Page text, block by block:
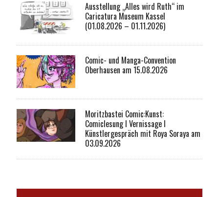
Ausstellung „Alles wird Ruth“ im
Caricatura Museum Kassel
(01.08.2026 – 01.11.2026)
Comic- und Manga-Convention
Oberhausen am 15.08.2026
Moritzbastei Comic:Kunst:
Comiclesung I Vernissage I
Künstlergespräch mit Roya Soraya am
03.09.2026